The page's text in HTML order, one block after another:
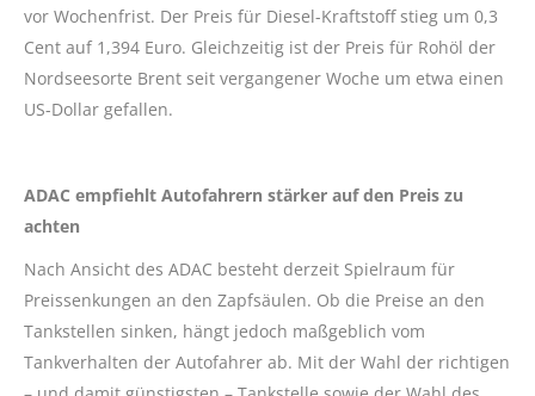
vor Wochenfrist. Der Preis für Diesel-Kraftstoff stieg um 0,3
Cent auf 1,394 Euro. Gleichzeitig ist der Preis für Rohöl der
Nordseesorte Brent seit vergangener Woche um etwa einen
US-Dollar gefallen.
ADAC empfiehlt Autofahrern stärker auf den Preis zu
achten
Nach Ansicht des ADAC besteht derzeit Spielraum für
Preissenkungen an den Zapfsäulen. Ob die Preise an den
Tankstellen sinken, hängt jedoch maßgeblich vom
Tankverhalten der Autofahrer ab. Mit der Wahl der richtigen